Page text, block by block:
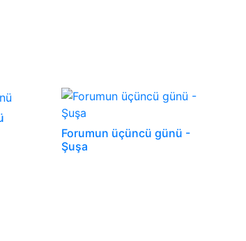
Forumun üçüncü günü -
Şuşa